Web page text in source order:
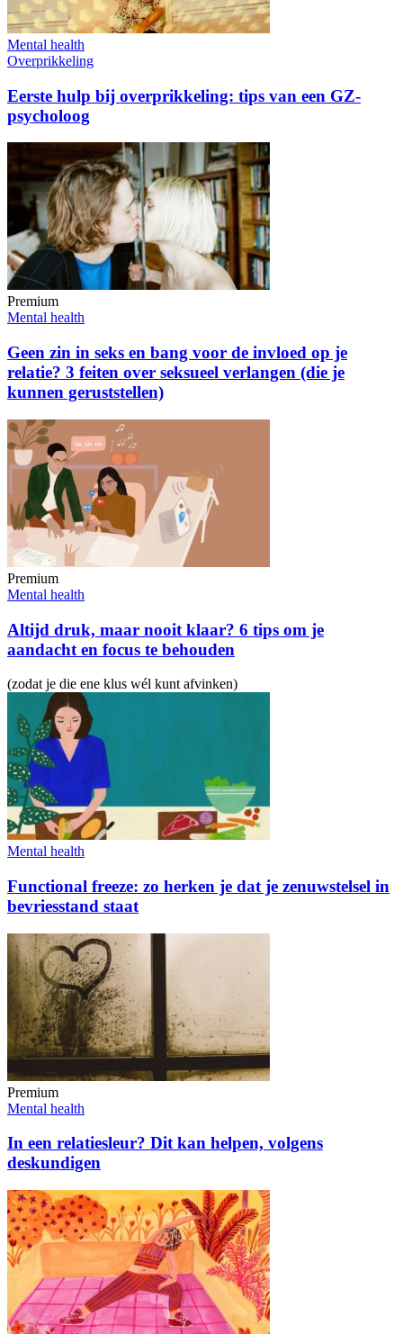
Mental health
Overprikkeling
Eerste hulp bij overprikkeling: tips van een GZ-
psycholoog
Premium
Mental health
Geen zin in seks en bang voor de invloed op je
relatie? 3 feiten over seksueel verlangen (die je
kunnen geruststellen)
Premium
Mental health
Altijd druk, maar nooit klaar? 6 tips om je
aandacht en focus te behouden
(zodat je die ene klus wél kunt afvinken)
Mental health
Functional freeze: zo herken je dat je zenuwstelsel in
bevriesstand staat
Premium
Mental health
In een relatiesleur? Dit kan helpen, volgens
deskundigen